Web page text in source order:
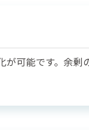
可能です。余剰